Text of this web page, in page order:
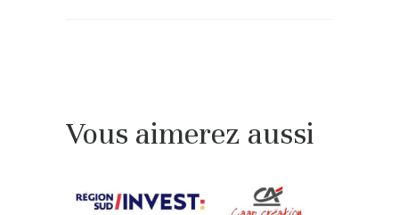
Vous aimerez aussi